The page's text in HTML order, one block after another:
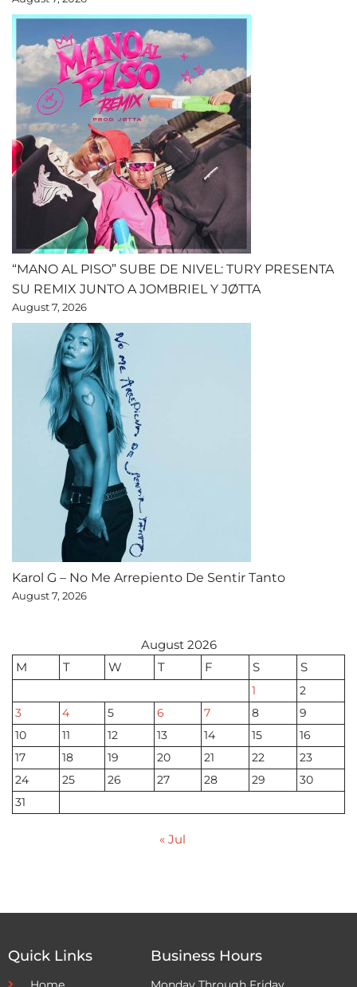
“MANO AL PISO” SUBE DE NIVEL: TURY PRESENTA
SU REMIX JUNTO A JOMBRIEL Y JØTTA
August 7, 2026
Karol G – No Me Arrepiento De Sentir Tanto
August 7, 2026
August 2026
M
T W T F S S
1
2
3
4 5 6 7 8
9
10
11 12 13 14 15
16
17
18 19 20 21 22
23
24
25 26 27 28 29
30
31
« Jul
Quick Links Business Hours